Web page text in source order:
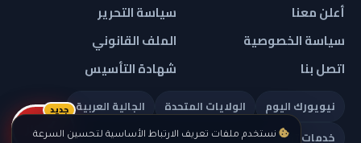
نستخدم ملفات تعريف الارتباط الأساسية لتحسين السرعة
أعلن معنا
سياسة التحرير
سياسة الخصوصية
الملف القانوني
اتصل بنا
شهادة التأسيس
نيويورك اليوم الولايات المتحدة
الجالية العربية
خدمات تهمك
ريلز
جديد